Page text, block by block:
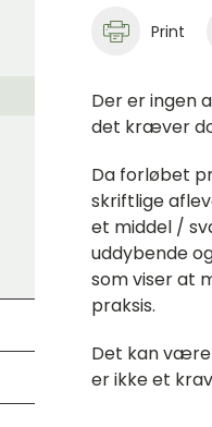
Print
Der er ingen
det kræver
Da forløbet
skriftlige
et middel /
uddybende
som viser at
praksis.
Det kan være
er ikke et